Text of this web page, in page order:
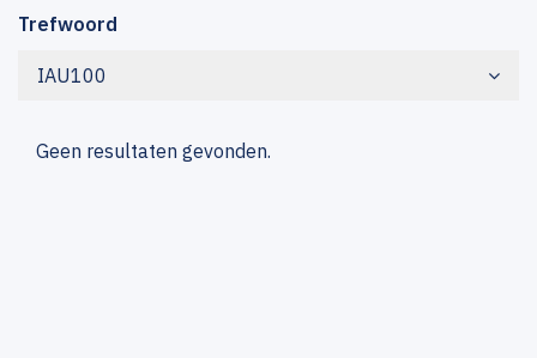
Trefwoord
IAU100
Geen resultaten gevonden.